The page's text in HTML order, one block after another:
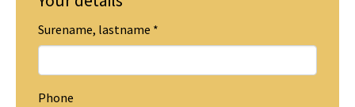
Surename, lastname *
Phone